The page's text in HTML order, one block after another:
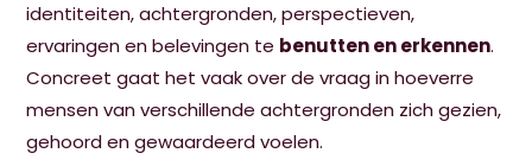
identiteiten, achtergronden, perspectieven,
ervaringen en belevingen te benutten en erkennen.
Concreet gaat het vaak over de vraag in hoeverre
mensen van verschillende achtergronden zich gezien,
gehoord en gewaardeerd voelen.